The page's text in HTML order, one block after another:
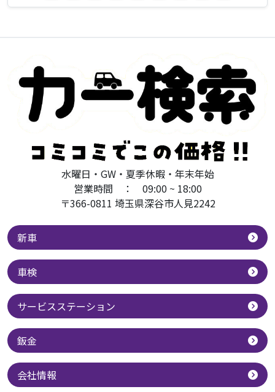
水曜日・GW・夏季休暇・年末年始
営業時間 ： 09:00 ~ 18:00
〒366-0811 埼玉県深谷市人見2242
新車
車検
サービスステーション
鈑金
会社情報